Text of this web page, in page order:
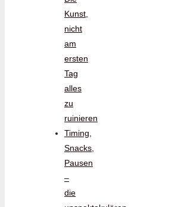
Kunst,
nicht
am
ersten
Tag
alles
zu
ruinieren
Timing,
Snacks,
Pausen
–
die